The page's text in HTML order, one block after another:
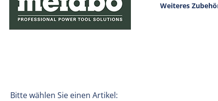
Weiteres
Bitte wählen Sie einen Artikel: